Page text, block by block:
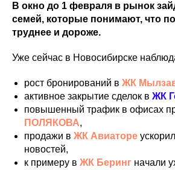
В окно до 1 февраля в рынок
семей, которые понимают, что
труднее и дороже.
Уже сейчас в Новосибирске
рост бронирований в ЖК
активное закрытие сделок в ЖК
повышенный трафик в офисах
ПОЛЯКОВА,
продажи в ЖК Авиаторе
новостей,
к примеру в ЖК Беринг начали